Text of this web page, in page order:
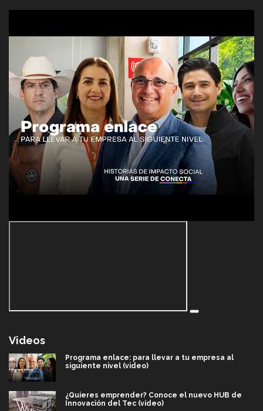
Videos
Programa enlace: para llevar a tu empresa al
siguiente nivel (video)
¿Quieres emprender? Conoce el nuevo HUB de
Innovación del Tec (video)